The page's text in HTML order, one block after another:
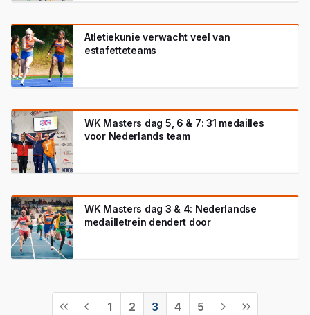
Atletiekunie verwacht veel van
estafetteteams
WK Masters dag 5, 6 & 7: 31 medailles
voor Nederlands team
WK Masters dag 3 & 4: Nederlandse
medailletrein dendert door
1 2 3 4 5